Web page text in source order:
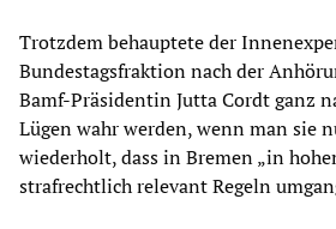
Trotzdem behauptete der
Bundestagsfraktion nach der
Bamf-Präsidentin Jutta Cordt ganz
Lügen wahr werden, wenn man sie
wiederholt, dass in Bremen „in
strafrechtlich relevant Regeln